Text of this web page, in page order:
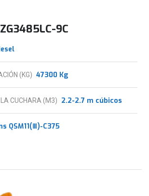
9C
(KG) 47300 Kg
CUCHARA (M3) 2.2-2.7 m cúbicos
QSM11(Ⅲ)-C375